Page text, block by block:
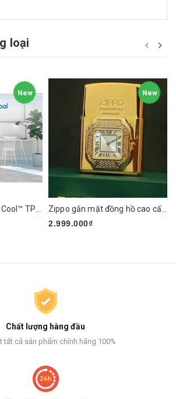
loại
New New
Zippo gắn mặt đồng hồ cao cấp ZN295
2.999.000₫
Chất lượng hàng đầu
tất cả sản phẩm chính hãng 100%